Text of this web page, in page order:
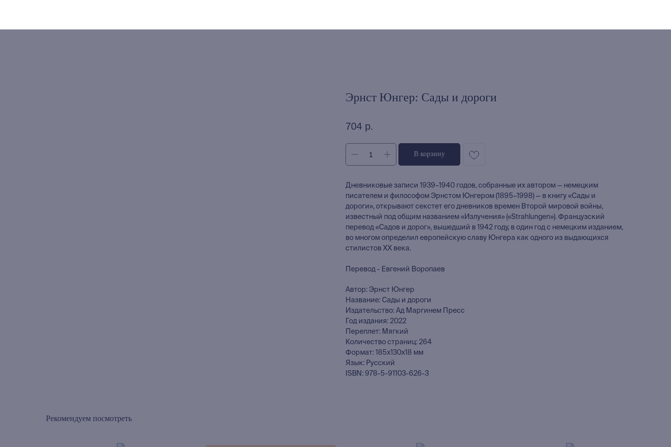
Эрнст Юнгер: Сады и дороги
704 р.
В корзину
Дневниковые записи 1939–1940 годов, собранные их автором — немецким
писателем и философом Эрнстом Юнгером (1895–1998) — в книгу «Сады и
дороги», открывают секстет его дневников времен Второй мировой войны,
известный под общим названием «Излучения» («Strahlungen»). Французский
перевод «Садов и дорог», вышедший в 1942 году, в один год с немецким изданием,
во многом определил европейскую славу Юнгера как одного из выдающихся
стилистов XX века.
Перевод - Евгений Воропаев
Автор: Эрнст Юнгер
Название: Сады и дороги
Издательство: Ад Маргинем Пресс
Год издания: 2022
Переплет: Мягкий
Количество страниц: 264
Формат: 185x130x18 мм
Язык: Русский
ISBN: 978-5-91103-626-3
Рекомендуем посмотреть